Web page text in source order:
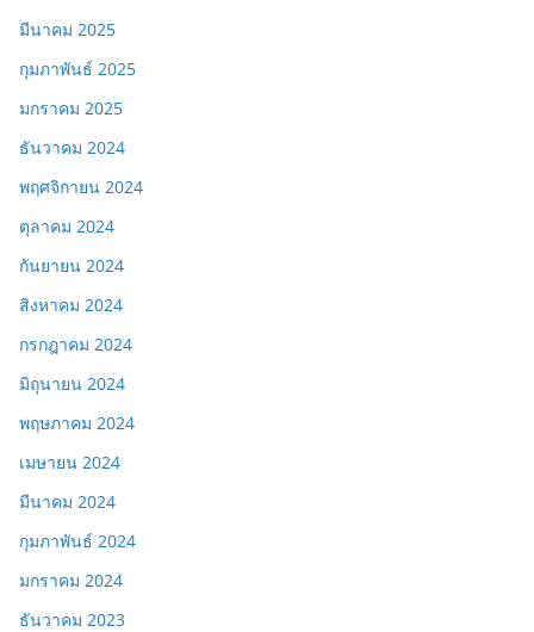
มีนาคม 2025
กุมภาพันธ์ 2025
มกราคม 2025
ธันวาคม 2024
พฤศจิกายน 2024
ตุลาคม 2024
กันยายน 2024
สิงหาคม 2024
กรกฎาคม 2024
มิถุนายน 2024
พฤษภาคม 2024
เมษายน 2024
มีนาคม 2024
กุมภาพันธ์ 2024
มกราคม 2024
ธันวาคม 2023